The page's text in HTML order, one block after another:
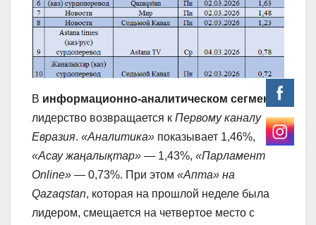
В информационно-аналитическом сегменте
лидерство возвращается к Первому каналу
Евразия. «Аналитика» показывает 1,46%,
«Асау жаңалықтар» — 1,43%, «Парламент
Online» — 0,73%. При этом «Апта» на
Qazaqstan, которая на прошлой неделе была
лидером, смещается на четвертое место с